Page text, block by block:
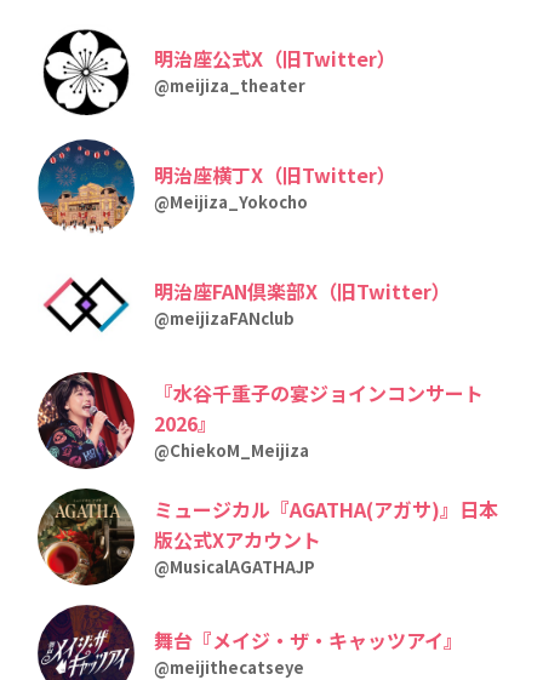
明治座公式X（旧Twitter）
@meijiza_theater
明治座横丁X（旧Twitter）
@Meijiza_Yokocho
明治座FAN倶楽部X（旧Twitter）
@meijizaFANclub
『水谷千重子の宴ジョインコンサート
2026』
@ChiekoM_Meijiza
ミュージカル『AGATHA(アガサ)』日本
版公式Xアカウント
@MusicalAGATHAJP
舞台『メイジ・ザ・キャッツアイ』
@meijithecatseye